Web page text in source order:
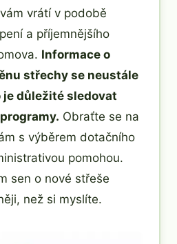
vrátí v podobě
a příjemnějšího
Informace o
střechy se neustále
důležité sledovat
Obraťte se na
s výběrem dotačního
pomohou.
sen o nové střeše
než si myslíte.